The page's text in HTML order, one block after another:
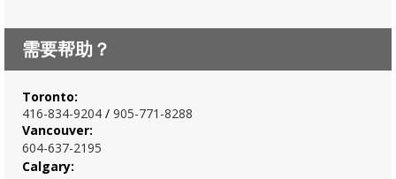
需要帮助？
Toronto:
416-834-9204 / 905-771-8288
Vancouver:
604-637-2195
Calgary: